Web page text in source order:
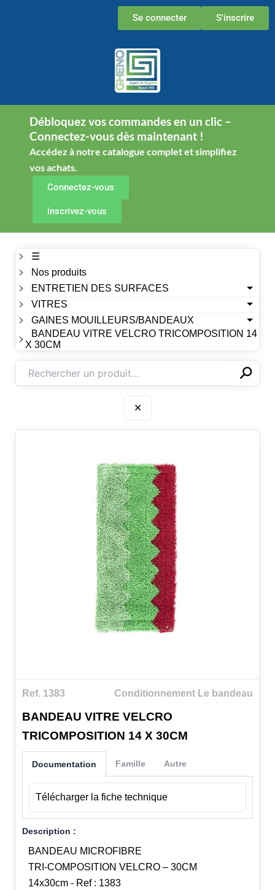
S'inscrire
Se connecter
Débloquez vos commandes en un clic –
Connectez-vous dès maintenant !
Accédez à notre catalogue complet et simplifiez
vos achats.
Connectez-vous
inscrivez-vous
☰
Nos produits
ENTRETIEN DES SURFACES
VITRES
GAINES MOUILLEURS/BANDEAUX
BANDEAU VITRE VELCRO TRICOMPOSITION 14
X 30CM
✕⚲
✕
Ref. 1383 Conditionnement Le bandeau
BANDEAU VITRE VELCRO
TRICOMPOSITION 14 X 30CM
Documentation
Télécharger la fiche technique
Famille Autre
Description :
BANDEAU MICROFIBRE
TRI-COMPOSITION VELCRO – 30CM
14x30cm - Ref : 1383